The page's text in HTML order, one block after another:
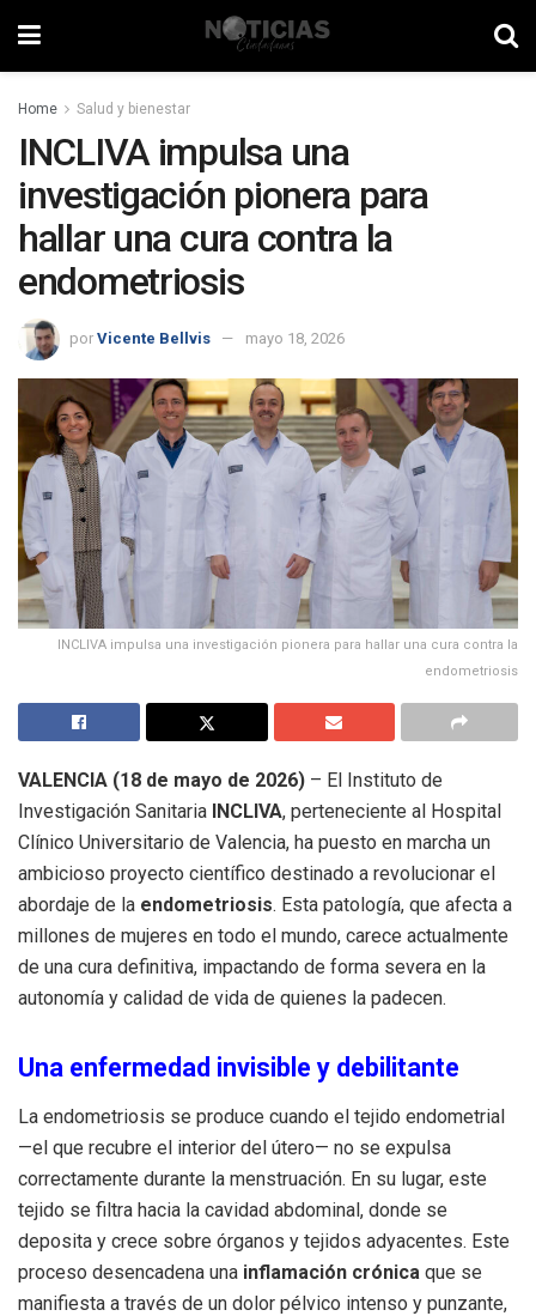
Home Salud y bienestar
INCLIVA impulsa una
investigación pionera para
hallar una cura contra la
endometriosis
por Vicente Bellvis mayo 18, 2026
INCLIVA impulsa una investigación pionera para hallar una cura contra la
endometriosis
VALENCIA (18 de mayo de 2026) – El Instituto de
Investigación Sanitaria INCLIVA, perteneciente al Hospital
Clínico Universitario de Valencia, ha puesto en marcha un
ambicioso proyecto científico destinado a revolucionar el
abordaje de la endometriosis. Esta patología, que afecta a
millones de mujeres en todo el mundo, carece actualmente
de una cura definitiva, impactando de forma severa en la
autonomía y calidad de vida de quienes la padecen.
Una enfermedad invisible y debilitante
La endometriosis se produce cuando el tejido endometrial
—el que recubre el interior del útero— no se expulsa
correctamente durante la menstruación. En su lugar, este
tejido se filtra hacia la cavidad abdominal, donde se
deposita y crece sobre órganos y tejidos adyacentes. Este
proceso desencadena una inflamación crónica que se
manifiesta a través de un dolor pélvico intenso y punzante,